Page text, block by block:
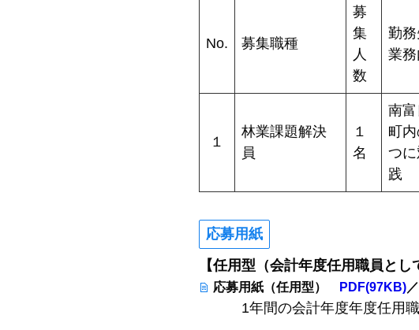
No. 募集職種
募
集
人
数
勤務
業
１
林業課題解決
員
１
名
南
町
つ
践
応募用紙
【任用型（会計年度任用職員とし
応募用紙（任用型） PDF(97KB)／
1年間の会計年度年度任用職員